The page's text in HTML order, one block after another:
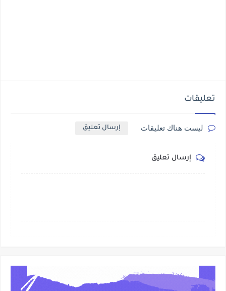
تعليقات
ليست هناك تعليقات إرسال تعليق
إرسال تعليق